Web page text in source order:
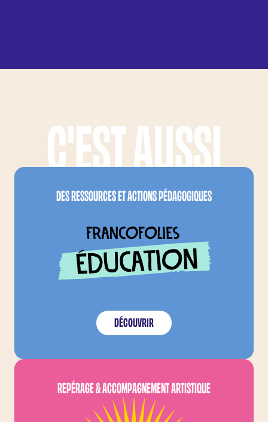
C'EST AUSSI
LES FRANCOFOLIES, C'EST AUSSI...
FRANCOFOLIES
DES RESSOURCES ET ACTIONS PÉDAGOGIQUES
DÉCOUVRIR
LE CHANTIER DES
REPÉRAGE & ACCOMPAGNEMENT ARTISTIQUE